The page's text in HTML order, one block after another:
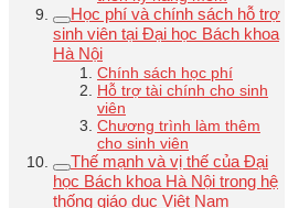
Học phí và chính sách hỗ trợ
sinh viên tại Đại học Bách khoa
Hà Nội
Chính sách học phí
Hỗ trợ tài chính cho sinh
viên
Chương trình làm thêm
cho sinh viên
Thế mạnh và vị thế của Đại
học Bách khoa Hà Nội trong hệ
thống giáo dục Việt Nam